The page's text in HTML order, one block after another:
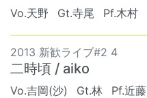
Vo.天野 Gt.寺尾 Pf.木村
2013 新歓ライブ#2 4
二時頃 / aiko
Vo.吉岡(沙) Gt.林 Pf.近藤